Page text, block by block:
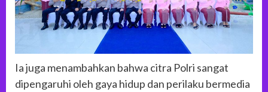
Ia juga menambahkan bahwa citra Polri sangat
dipengaruhi oleh gaya hidup dan perilaku bermedia